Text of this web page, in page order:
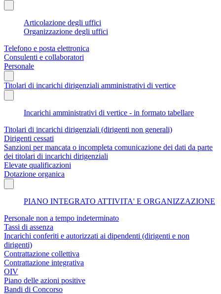
Articolazione degli uffici
Organizzazione degli uffici
Telefono e posta elettronica
Consulenti e collaboratori
Personale
Titolari di incarichi dirigenziali amministrativi di vertice
Incarichi amministrativi di vertice - in formato tabellare
Titolari di incarichi dirigenziali (dirigenti non generali)
Dirigenti cessati
Sanzioni per mancata o incompleta comunicazione dei dati da parte
dei titolari di incarichi dirigenziali
Elevate qualificazioni
Dotazione organica
PIANO INTEGRATO ATTIVITA' E ORGANIZZAZIONE
Personale non a tempo indeterminato
Tassi di assenza
Incarichi conferiti e autorizzati ai dipendenti (dirigenti e non
dirigenti)
Contrattazione collettiva
Contrattazione integrativa
OIV
Piano delle azioni positive
Bandi di Concorso